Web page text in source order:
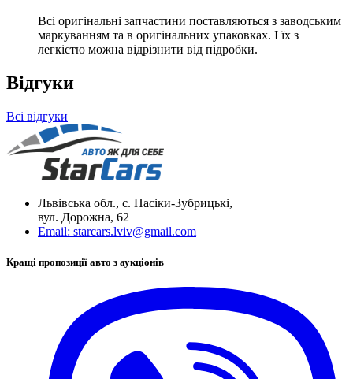
Всі оригінальні запчастини поставляються з заводським
маркуванням та в оригінальних упаковках. І їх з
легкістю можна відрізнити від підробки.
Відгуки
Всі відгуки
Львівська обл., с. Пасіки-Зубрицькі,
вул. Дорожна, 62
Email: starcars.lviv@gmail.com
Кращі пропозиції авто з аукціонів